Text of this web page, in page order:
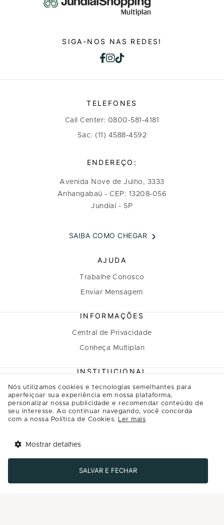
SIGA-NOS NAS REDES!
TELEFONES
Call Center: 0800-581-4181
Sac: (11) 4588-4592
ENDEREÇO:
Avenida Nove de Julho, 3333
Anhangabaú - CEP: 13208-056
Jundiaí - SP
SAIBA COMO CHEGAR
AJUDA
Trabalhe Conosco
Enviar Mensagem
INFORMAÇÕES
Central de Privacidade
Conheça Multiplan
INSTITUCIONAL
A Multiplan
Inovação
Sustentabilidade
Nós utilizamos cookies e tecnologias semelhantes para
aperfeiçoar sua experiência em nossa plataforma,
personalizar nossa publicidade e recomendar conteúdo de
seu interesse. Ao continuar navegando, você concorda
com a nossa Política de Cookies. Ler mais
Mostrar detalhes
SALVAR E FECHAR
Baixe agora o app Multi
Abrir